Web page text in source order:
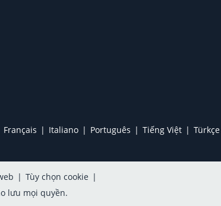
Français Italiano Português Tiếng Việt Türkçe
| Tùy chọn cookie |
lưu mọi quyền.